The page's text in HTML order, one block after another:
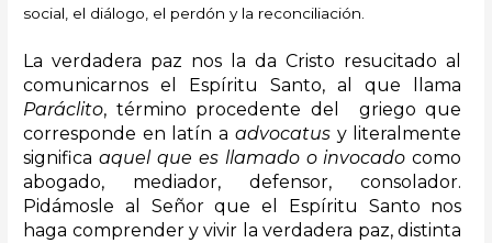
social, el diálogo, el perdón y la reconciliación.
La verdadera paz nos la da Cristo resucitado al
comunicarnos el Espíritu Santo, al que llama
Paráclito, término procedente del griego que
corresponde en latín a advocatusy literalmente
significa aquel que es llamado o invocado como
abogado, mediador, defensor, consolador.
Pidámosle al Señor que el Espíritu Santo nos
haga comprender y vivir la verdadera paz, distinta